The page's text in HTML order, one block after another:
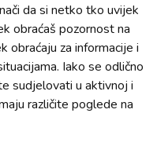
da si netko tko uvijek
obraćaš pozornost na
obraćaju za informacije i
Iako se odlično
sudjelovati u aktivnoj i
različite poglede na